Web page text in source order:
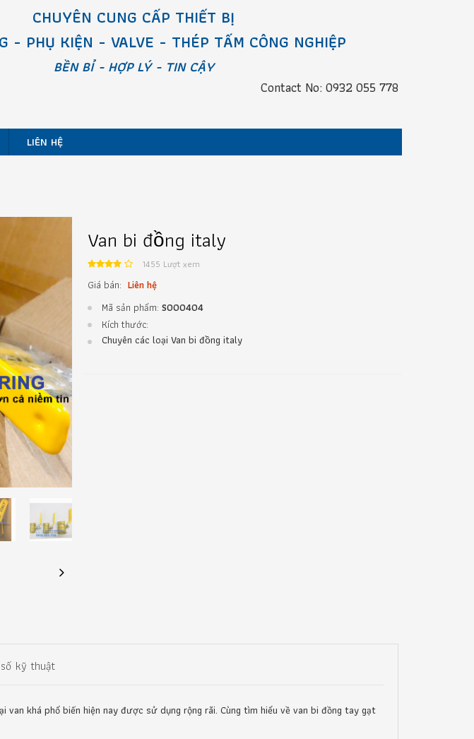
CHUYÊN CUNG CẤP THIẾT BỊ
- PHỤ KIỆN - VALVE - THÉP TẤM CÔNG NGHIỆP
BỀN BỈ - HỢP LÝ - TIN CẬY
Contact No: 0932 055 778
LIÊN HỆ
Van bi đồng italy
1455 Lượt xem
Giá bán: Liên hệ
Mã sản phẩm:S000404
Kích thước:
Chuyên các loại Van bi đồng italy
kỹ thuật
khá phổ biến hiện nay được sử dụng rộng rãi. Cùng tìm hiểu về van bi đồng tay gạt